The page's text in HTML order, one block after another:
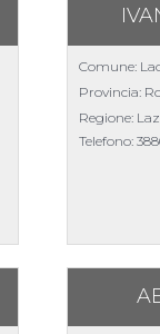
Comune:
Provincia:
Regione:
Telefono: